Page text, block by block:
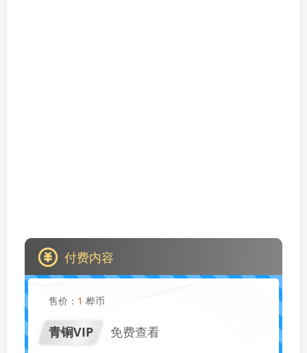
付费内容
售价： 1 桦币
青铜VIP 免费查看